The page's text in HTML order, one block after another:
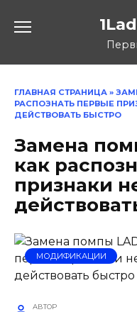
ГЛАВНАЯ СТРАНИЦА »
РАСПОЗНАТЬ ПЕРВЫЕ
ДЕЙСТВОВАТЬ БЫСТРО
Замена
как
признаки
МОДИФИКАЦИИ
АВТОР